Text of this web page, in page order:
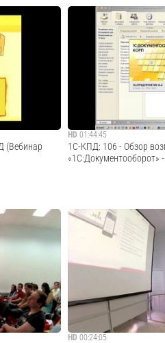
и
1.3, их
работу
Следите за новостями
«1С:Документооборот»
портал» на других
kpd.ru • Группа на
www.facebook.com/
ВКонтакте: www.vk...
(Вебинар
· · · · · · · · ·
пройдя
HD 01:44:45
1С-КПД: 106 - Обзор
«1С:Документооборот»
· · · · · · · · · · · · · · · · · · · ·
Закажите
по ссылке: http://
kpd.ru/demo/
HD 00:24:05